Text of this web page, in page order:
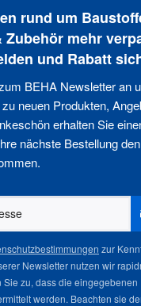
rund um
Zubehör mehr
und Rabatt
BEHA Newsletter an
neuen Produkten,
erhalten Sie
nächste Bestellung
zur
Newsletter nutzen wir
zu, dass die eingegebenen
werden. Beachten sie